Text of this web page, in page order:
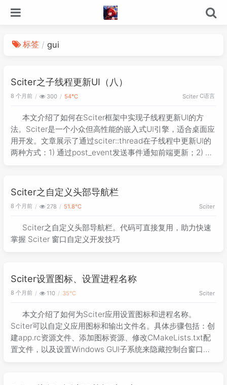
标签 gui
Sciter之子线程更新UI（八）
8 个月前 300 54℃ Sciter C语言
本文介绍了如何在Sciter框架中实现子线程更新UI的方
法。Sciter是一个小众但高性能的嵌入式UI引擎，适合桌面应
用开发。文章展示了通过sciter::thread在子线程中更新UI的
两种方式：1) 通过post_event发送事件通知前端更新；2) 直
前端JavaScript代码示例，包括线程创建、事件处理和函数
调用等关键环节。开发环境为Windows 10 + CLion2024
Sciter之自定义头部导航栏
8 个月前 278 51.8℃ Sciter
Sciter之自定义头部导航栏。代码可直接复用，助力快速
掌握 Sciter 窗口自定义开发技巧
Sciter设置图标、设置进程名称
8 个月前 110 35℃ Sciter
本文介绍了如何为Sciter应用设置图标和进程名称。
Sciter可以自定义应用图标和输出文件名。具体步骤包括：创
建app.rc资源文件、添加图标资源、修改CMakeLists.txt配
置文件，以及设置Windows GUI子系统来隐藏控制台窗口。